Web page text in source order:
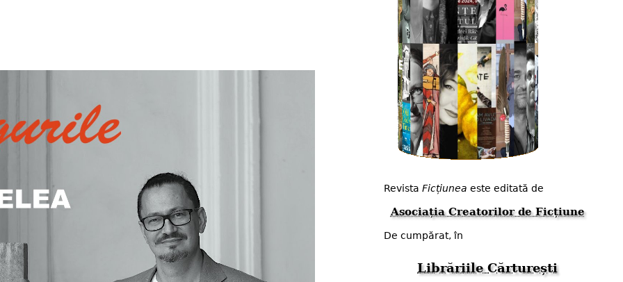
Revista Ficțiunea este editată de
Asociația Creatorilor de Ficțiune
De cumpărat, în
Librăriile Cărturești